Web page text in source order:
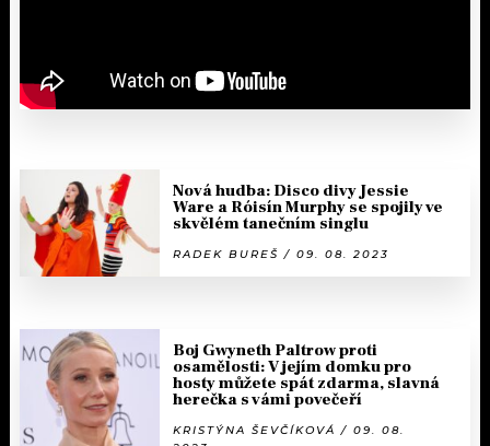
Nová hudba: Disco divy Jessie
Ware a Róisín Murphy se spojily ve
skvělém tanečním singlu
RADEK BUREŠ / 09. 08. 2023
Boj Gwyneth Paltrow proti
osamělosti: V jejím domku pro
hosty můžete spát zdarma, slavná
herečka s vámi povečeří
KRISTÝNA ŠEVČÍKOVÁ / 09. 08.